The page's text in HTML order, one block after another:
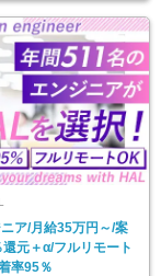
ア/月給35万円～/案
元＋α/フルリモート
率95％